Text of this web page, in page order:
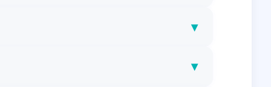
▾
▾